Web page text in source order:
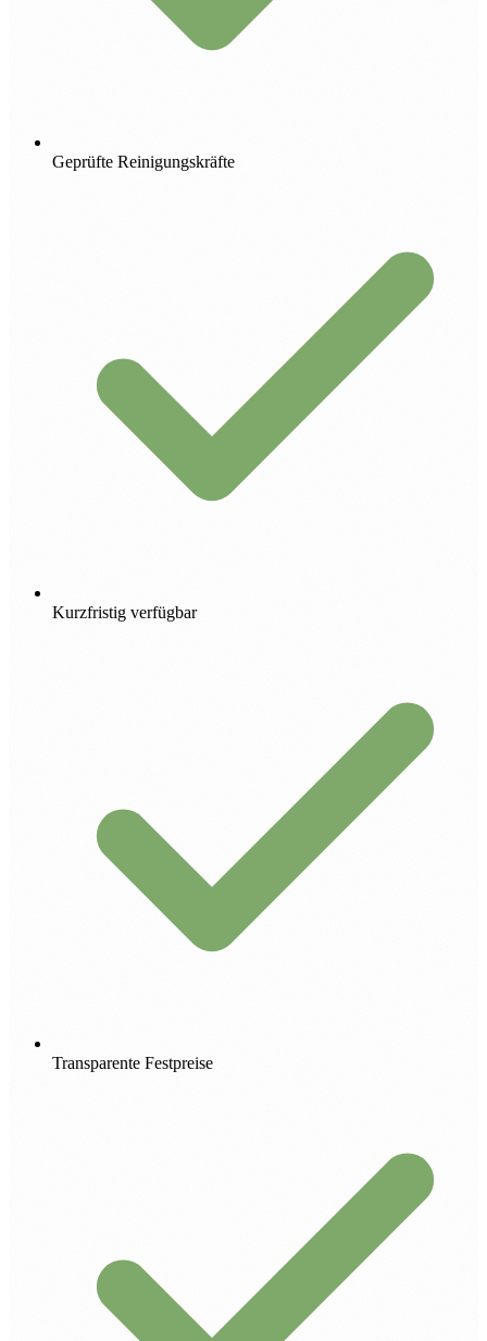
Geprüfte Reinigungskräfte
Kurzfristig verfügbar
Transparente Festpreise